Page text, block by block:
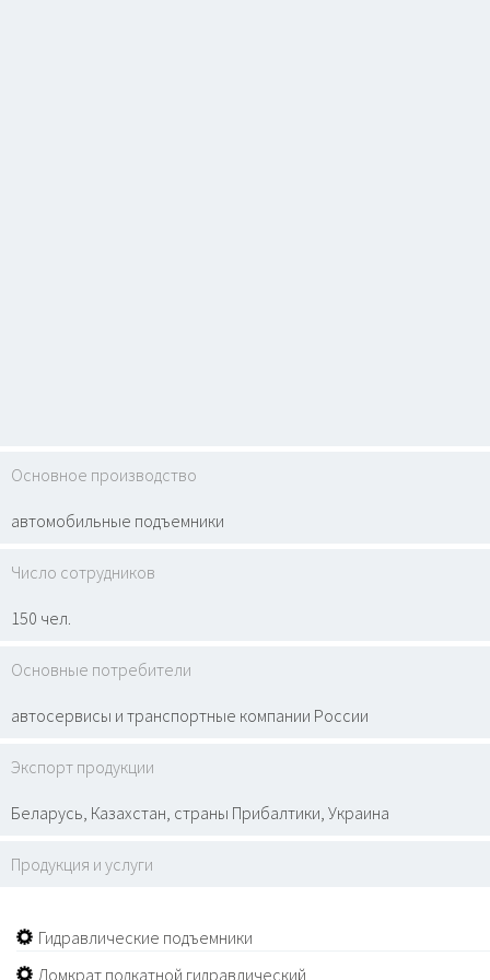
Основное производство
автомобильные подъемники
Число сотрудников
150 чел.
Основные потребители
автосервисы и транспортные компании России
Экспорт продукции
Беларусь, Казахстан, страны Прибалтики, Украина
Продукция и услуги
Гидравлические подъемники
Домкрат подкатной гидравлический